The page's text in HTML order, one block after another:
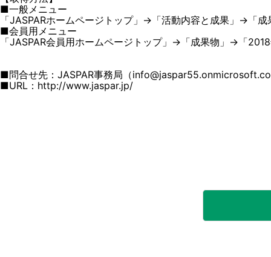
■一般メニュー
「JASPARホームページトップ」→「活動内容と成果」→「
■会員用メニュー
「JASPAR会員用ホームページトップ」→「成果物」→「
■問合せ先：JASPAR事務局（
■URL：http://www.jaspar.jp/